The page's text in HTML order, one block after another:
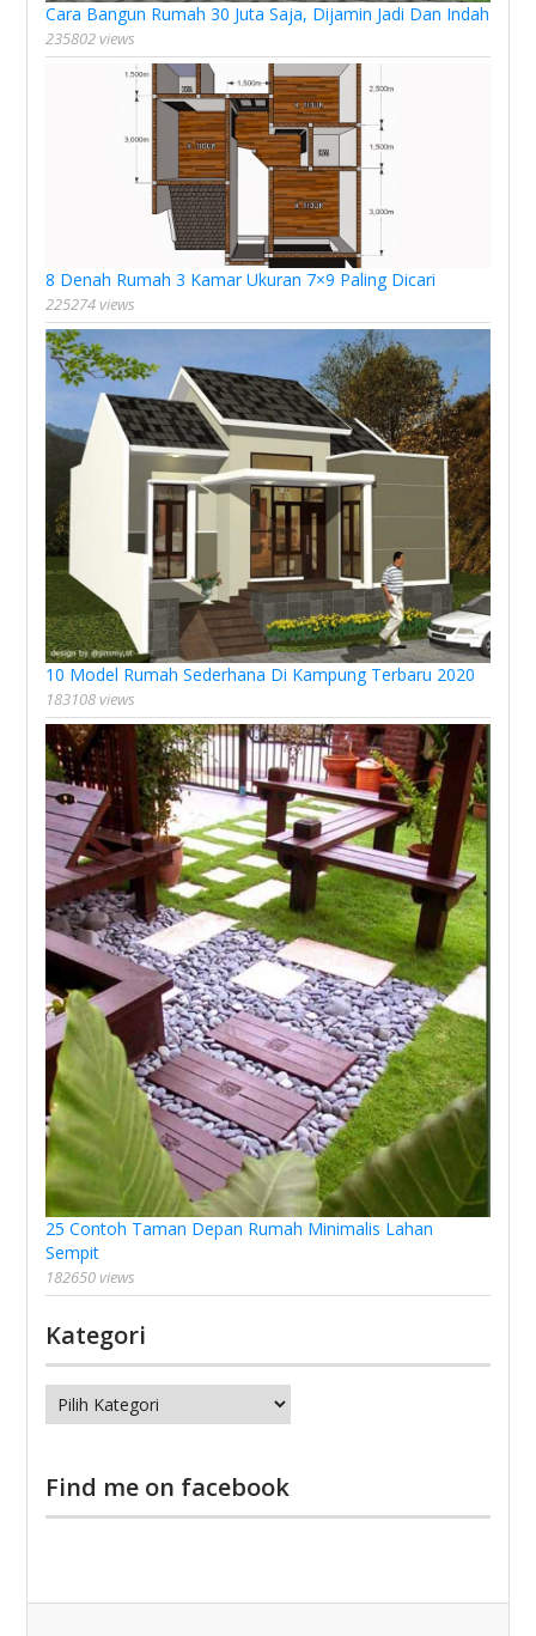
Cara Bangun Rumah 30 Juta Saja, Dijamin Jadi Dan Indah
235802 views
8 Denah Rumah 3 Kamar Ukuran 7×9 Paling Dicari
225274 views
10 Model Rumah Sederhana Di Kampung Terbaru 2020
183108 views
25 Contoh Taman Depan Rumah Minimalis Lahan
Sempit
182650 views
Kategori
Kategori
Find me on facebook